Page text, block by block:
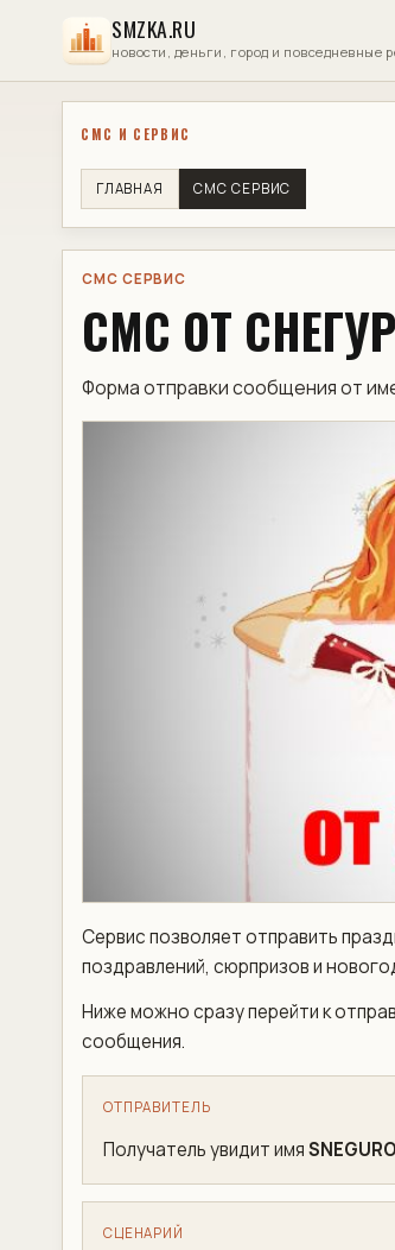
SMZKA.RU
новости, деньги, город и повседневные
СМС И СЕРВИС
ГЛАВНАЯ СМС СЕРВИС
СМС СЕРВИС
СМС ОТ
Форма отправки сообщения от
Сервис позволяет отправить
поздравлений, сюрпризов и
Ниже можно сразу перейти к
сообщения.
ОТПРАВИТЕЛЬ
Получатель увидит имя
СЦЕНАРИЙ